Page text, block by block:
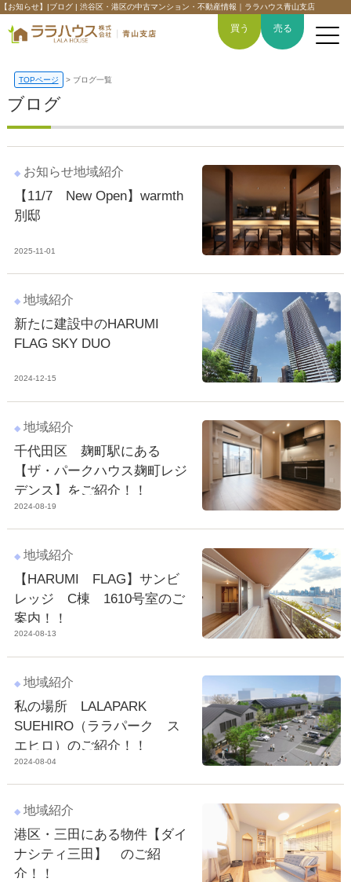
【お知らせ】|ブログ | 渋谷区・港区の中古マンション・不動産情報｜ララハウス青山支店
トップページ
買いたい
売りたい
空間デザイン事例
会社概要
スタッフ紹介
お客様の声
お知らせ
お問い合わせ
来店予約
お気に入り物件
買う 売る
TOPページ > ブログ一覧
ブログ
お知らせ地域紹介
【11/7 New Open】warmth
別邸
2025-11-01
地域紹介
新たに建設中のHARUMI
FLAG SKY DUO
2024-12-15
地域紹介
千代田区 麹町駅にある
【ザ・パークハウス麹町レジ
デンス】をご紹介！！
2024-08-19
地域紹介
【HARUMI FLAG】サンビ
レッジ C棟 1610号室のご
案内！！
2024-08-13
地域紹介
私の場所 LALAPARK
SUEHIRO（ララパーク ス
エヒロ）のご紹介！！
2024-08-04
地域紹介
港区・三田にある物件【ダイ
ナシティ三田】 のご紹
介！！